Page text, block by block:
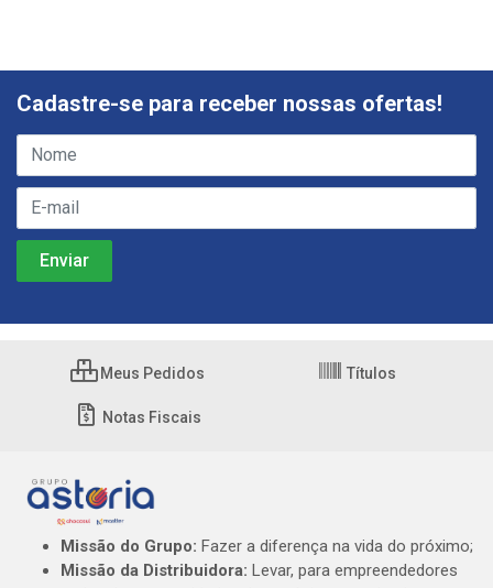
Cadastre-se para receber nossas ofertas!
Meus Pedidos Títulos
Notas Fiscais
Missão do Grupo: Fazer a diferença na vida do próximo;
Missão da Distribuidora: Levar, para empreendedores